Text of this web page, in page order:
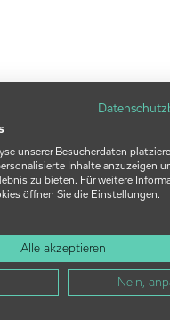
unserer Besucherdaten
Inhalte anzuzeigen
zu bieten. Für weitere
öffnen Sie die Einstellungen.
Alle akzeptieren
Nein,